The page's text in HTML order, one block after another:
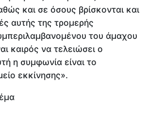
και σε όσους βρίσκονται και
αυτής της τρομερής
του άμαχου
καιρός να τελειώσει ο
η συμφωνία είναι το
εκκίνησης».